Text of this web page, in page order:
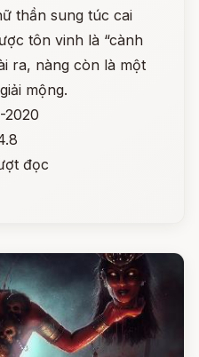
thần sung túc cai
tôn vinh là “cành
ra, nàng còn là một
mộng.
2020
đọc